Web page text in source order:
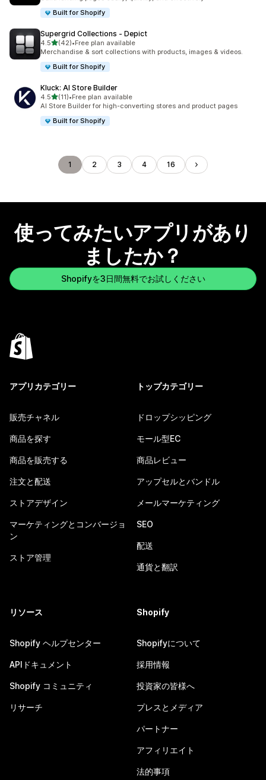
Built for Shopify
Supergrid Collections ‑ Depict
4.55つ星中
(42)
合計レビュー数：42件
•Free plan available
Merchandise & sort collections with products, images & videos.
Built for Shopify
Kluck: AI Store Builder
4.55つ星中
(11)
合計レビュー数：11件
•Free plan available
AI Store Builder for high-converting stores and product pages
Built for Shopify
1 2 3 4 16
使ってみたいアプリがあり
ましたか？
Shopifyを3日間無料でお試しください
アプリカテゴリー
販売チャネル
商品を探す
商品を販売する
注文と配送
ストアデザイン
マーケティングとコンバージョ
ン
ストア管理
トップカテゴリー
ドロップシッピング
モール型EC
商品レビュー
アップセルとバンドル
メールマーケティング
SEO
配送
通貨と翻訳
リソース
Shopify ヘルプセンター
APIドキュメント
Shopify コミュニティ
リサーチ
Shopify
Shopifyについて
採用情報
投資家の皆様へ
プレスとメディア
パートナー
アフィリエイト
法的事項